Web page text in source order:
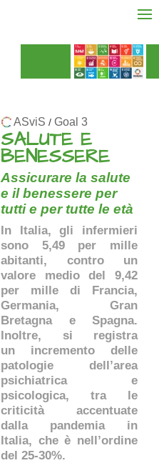
ASviS / Goal 3
SALUTE E
BENESSERE
Assicurare la salute
e il benessere per
tutti e per tutte le età
In Italia, gli infermieri
sono 5,49 per mille
abitanti, contro un
valore medio del 9,42
per mille di Francia,
Germania, Gran
Bretagna e Spagna.
Inoltre, si registra
un incremento delle
patologie dell’area
psichiatrica e
psicologica, tra le
criticità accentuate
dalla pandemia in
Italia, che è nell’ordine
del 25-30%.